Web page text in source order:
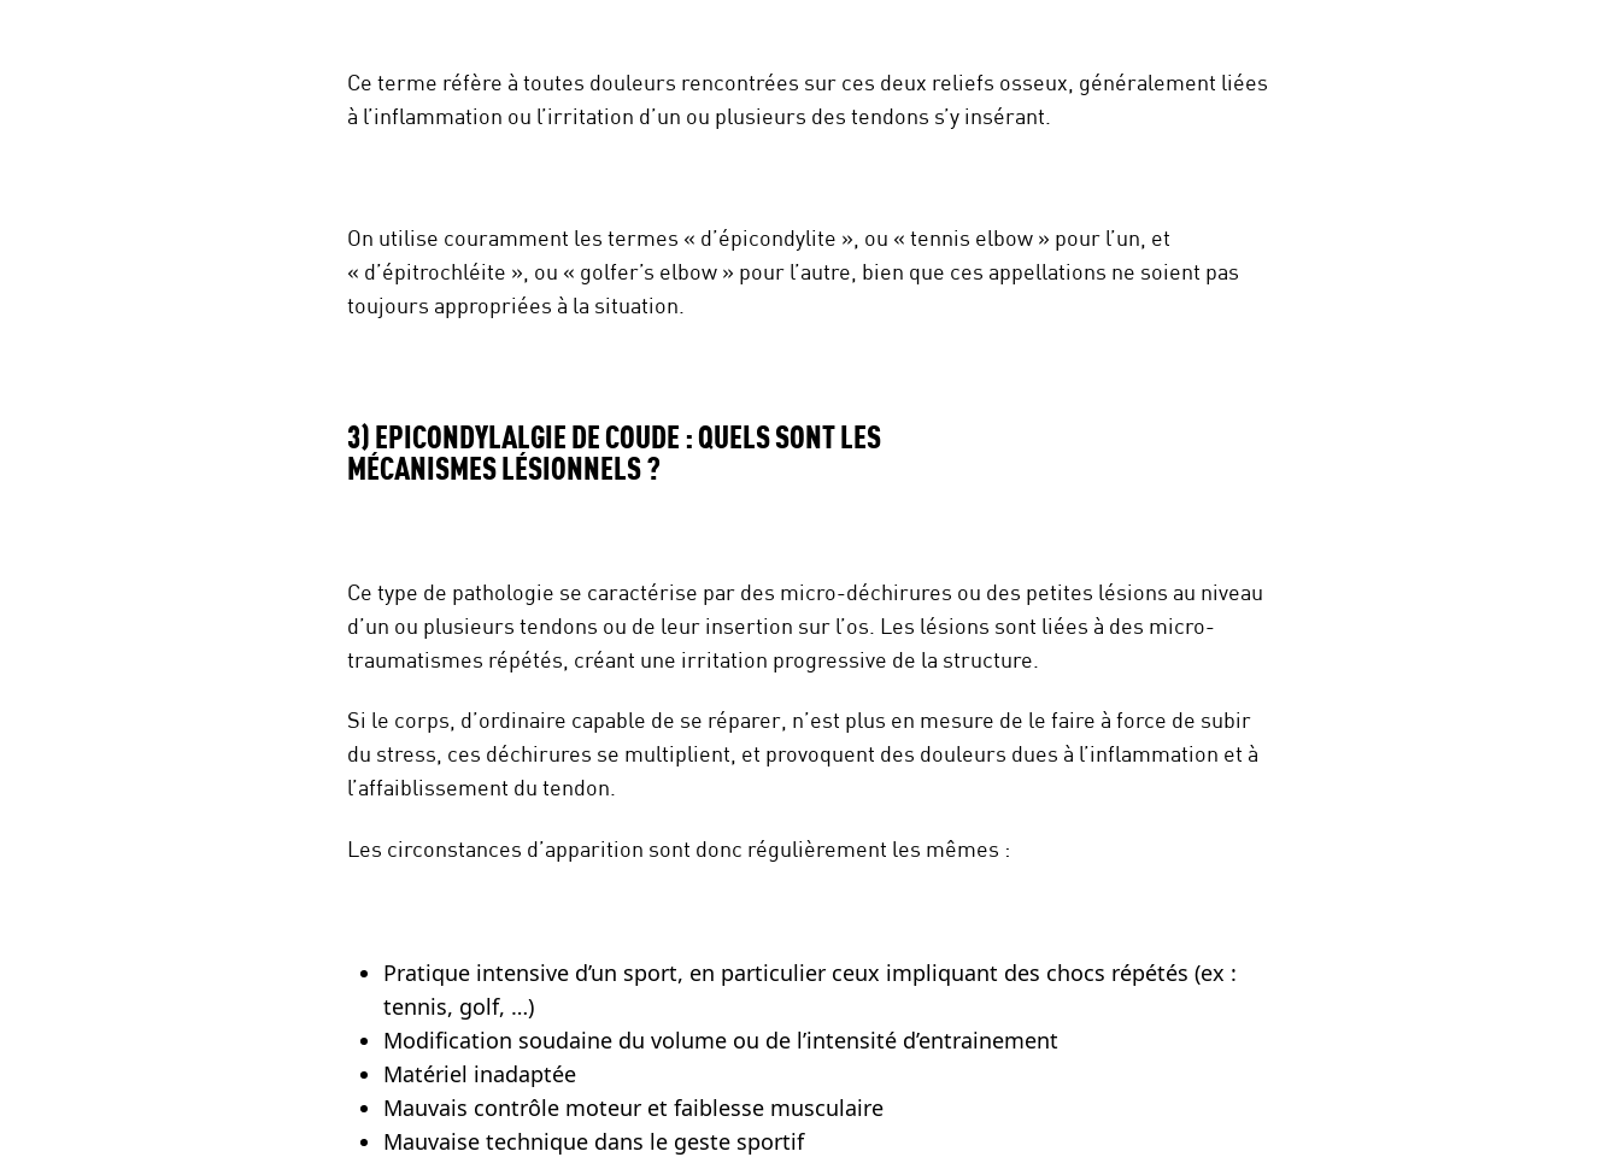
Ce terme réfère à toutes douleurs rencontrées sur ces deux reliefs osseux, généralement liées
à l’inflammation ou l’irritation d’un ou plusieurs des tendons s’y insérant.
On utilise couramment les termes « d’épicondylite », ou « tennis elbow » pour l’un, et
« d’épitrochléite », ou « golfer’s elbow » pour l’autre, bien que ces appellations ne soient pas
toujours appropriées à la situation.
3) EPICONDYLALGIE DE COUDE : QUELS SONT LES
MÉCANISMES LÉSIONNELS ?
Ce type de pathologie se caractérise par des micro-déchirures ou des petites lésions au niveau
d’un ou plusieurs tendons ou de leur insertion sur l’os. Les lésions sont liées à des micro-
traumatismes répétés, créant une irritation progressive de la structure.
Si le corps, d’ordinaire capable de se réparer, n’est plus en mesure de le faire à force de subir
du stress, ces déchirures se multiplient, et provoquent des douleurs dues à l’inflammation et à
l’affaiblissement du tendon.
Les circonstances d’apparition sont donc régulièrement les mêmes :
Pratique intensive d’un sport, en particulier ceux impliquant des chocs répétés (ex :
tennis, golf, …)
Modification soudaine du volume ou de l’intensité d’entrainement
Matériel inadaptée
Mauvais contrôle moteur et faiblesse musculaire
Mauvaise technique dans le geste sportif